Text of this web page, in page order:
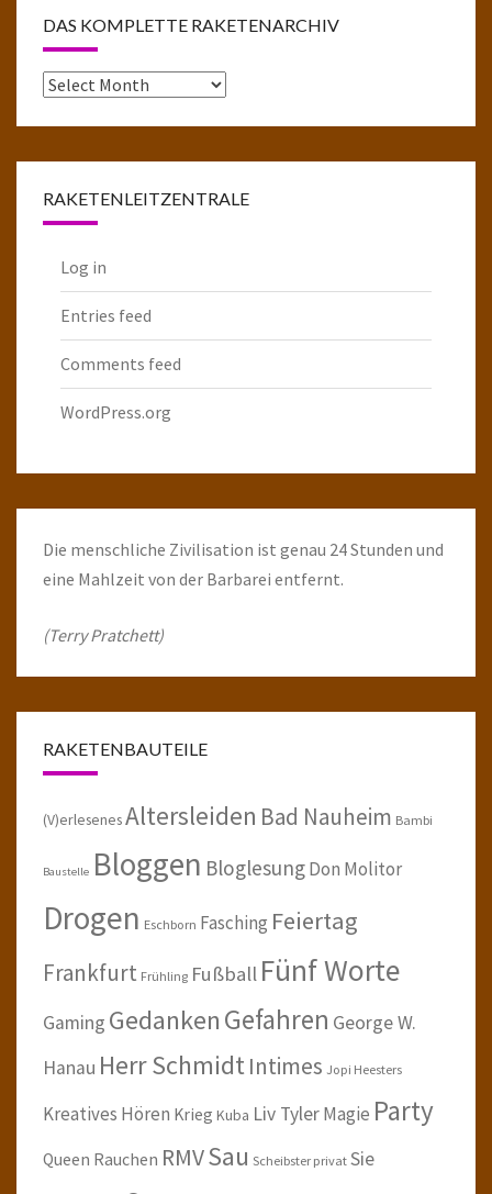
DAS KOMPLETTE RAKETENARCHIV
Das
RAKETENLEITZENTRALE
Log in
Entries feed
Comments feed
WordPress.org
Die menschliche Zivilisation ist genau 24 Stunden und
eine Mahlzeit von der Barbarei entfernt.
(Terry Pratchett)
RAKETENBAUTEILE
(V)erlesenesAltersleiden Bad Nauheim Bambi
Baustelle Bloggen BloglesungDon Molitor
Drogen Eschborn Fasching Feiertag
Frankfurt Frühling Fußball Fünf Worte
Gaming GedankenGefahren George W.
Hanau Herr SchmidtIntimes Jopi Heesters
Kreatives Hören Krieg Kuba Liv TylerMagie Party
Queen Rauchen RMVSau Scheibster privat Sie